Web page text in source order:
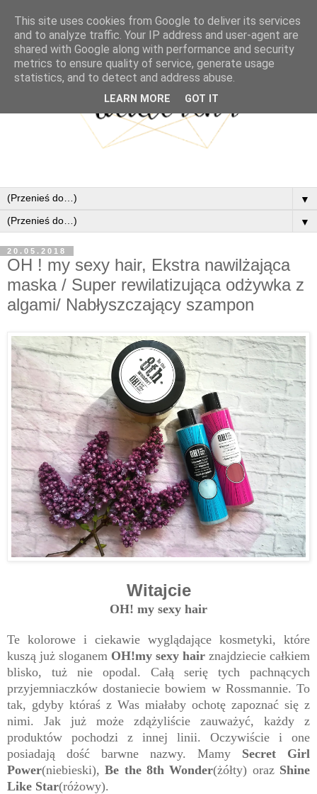
▼
▼
20.05.2018
OH ! my sexy hair, Ekstra nawilżająca
maska / Super rewilatizująca odżywka z
algami/ Nabłyszczający szampon
Witajcie
OH! my sexy hair
Te kolorowe i ciekawie wyglądające kosmetyki, które
kuszą już sloganem OH!my sexy hair znajdziecie całkiem
blisko, tuż nie opodal. Całą serię tych pachnących
przyjemniaczków dostaniecie bowiem w Rossmannie. To
tak, gdyby któraś z Was miałaby ochotę zapoznać się z
nimi. Jak już może zdążyliście zauważyć, każdy z
produktów pochodzi z innej linii. Oczywiście i one
posiadają dość barwne nazwy. Mamy Secret Girl
Power(niebieski),Be the 8th Wonder(żółty) oraz Shine
Like Star(różowy).
This site uses cookies from Google to deliver its services
and to analyze traffic. Your IP address and user-agent are
shared with Google along with performance and security
metrics to ensure quality of service, generate usage
statistics, and to detect and address abuse.
LEARN MORE GOT IT